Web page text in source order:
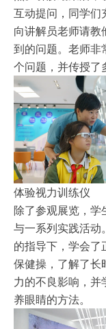
互动提问，同学们
向讲解员老师请教
到的问题。老师非
个问题，并传授了
体验视力训练仪
除了参观展览，学
与一系列实践活动
的指导下，学会了
保健操，了解了长
力的不良影响，并
养眼睛的方法。